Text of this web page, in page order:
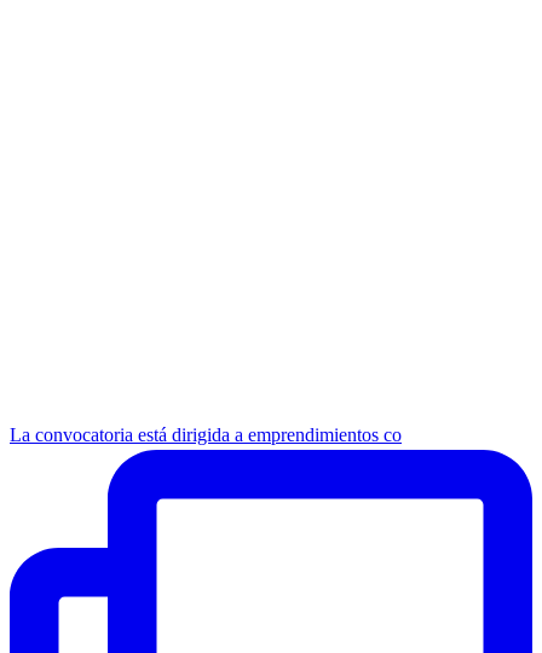
La convocatoria está dirigida a emprendimientos co